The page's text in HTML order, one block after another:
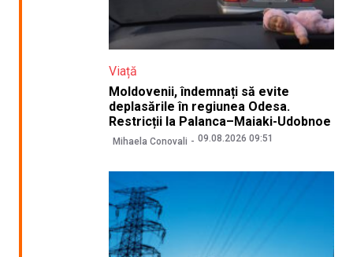
Viață
Moldovenii, îndemnați să evite
deplasările în regiunea Odesa.
Restricții la Palanca–Maiaki-Udobnoe
Mihaela Conovali 09.08.2026 09:51